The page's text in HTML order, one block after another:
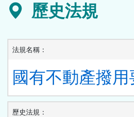
歷史法規
法規名稱：
國有不動產撥用
歷史法規：